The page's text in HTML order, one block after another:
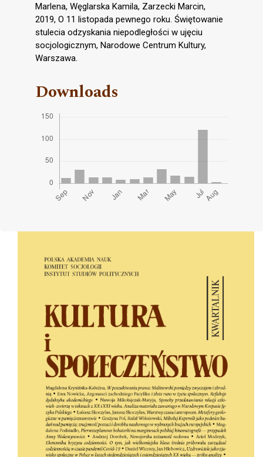
Marlena, Węglarska Kamila, Zarzecki Marcin,
2019, O 11 listopada pewnego roku. Świętowanie
stulecia odzyskania niepodległości w ujęciu
socjologicznym, Narodowe Centrum Kultury,
Warszawa.
Downloads